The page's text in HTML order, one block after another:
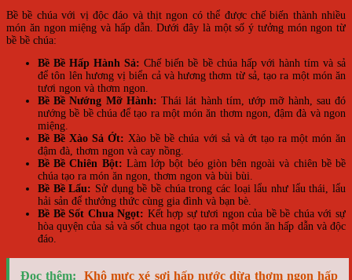
Bề bề chúa với vị độc đáo và thịt ngon có thể được chế biến thành nhiều
món ăn ngon miệng và hấp dẫn. Dưới đây là một số ý tưởng món ngon từ
bề bề chúa:
Bề Bề Hấp Hành Sả: Chế biến bề bề chúa hấp với hành tím và sả
để tôn lên hương vị biển cả và hương thơm từ sả, tạo ra một món ăn
tươi ngon và thơm ngon.
Bề Bề Nướng Mỡ Hành: Thái lát hành tím, ướp mỡ hành, sau đó
nướng bề bề chúa để tạo ra một món ăn thơm ngon, đậm đà và ngon
miệng.
Bề Bề Xào Sả Ớt: Xào bề bề chúa với sả và ớt tạo ra một món ăn
đậm đà, thơm ngon và cay nồng.
Bề Bề Chiên Bột: Làm lớp bột béo giòn bên ngoài và chiên bề bề
chúa tạo ra món ăn ngon, thơm ngon và bùi bùi.
Bề Bề Lẩu: Sử dụng bề bề chúa trong các loại lẩu như lẩu thái, lẩu
hải sản để thưởng thức cùng gia đình và bạn bè.
Bề Bề Sốt Chua Ngọt: Kết hợp sự tươi ngon của bề bề chúa với sự
hòa quyện của sả và sốt chua ngọt tạo ra một món ăn hấp dẫn và độc
đáo.
Đọc thêm:
Khô mực xé sợi hấp nước dừa thơm ngon hấp